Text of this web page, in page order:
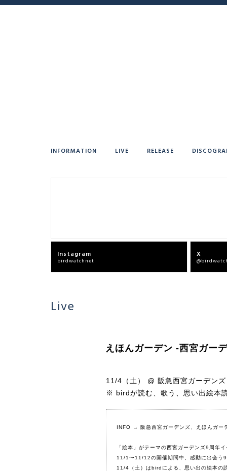
INFORMATION LIVE RELEASE
Instagram
birdwatchnet
X
Live
えほんガーデン -西宮ガー
11/4（土） @ 阪急西宮ガーデン
※ birdが読む、歌う、思い出絵本
INFO → 阪急西宮ガーデンズ えほんガー
「絵本」がテーマの西宮ガーデンズ9周年
11/1〜11/12の開催期間中、感動に出会う
11/4（土）はbirdによる、思い出の絵本の